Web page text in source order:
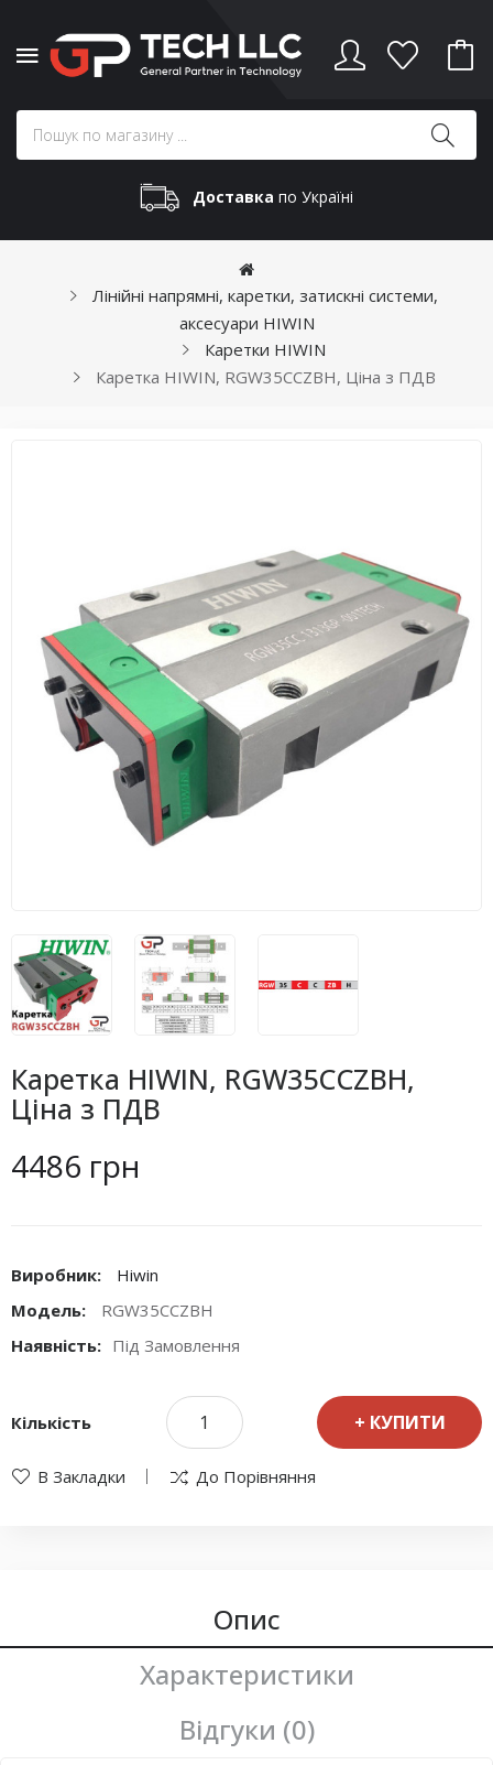
Доставка по Україні
Лінійні напрямні, каретки, затискні системи,
аксесуари HIWIN
Каретки HIWIN
Каретка HIWIN, RGW35CCZBH, Ціна з ПДВ
Каретка HIWIN, RGW35CCZBH,
Ціна з ПДВ
4486 грн
Виробник:
Hiwin
Модель:
RGW35CCZBH
Наявність: Під Замовлення
Кількість КУПИТИ
В Закладки До Порівняння
Опис
Характеристики
Відгуки (0)